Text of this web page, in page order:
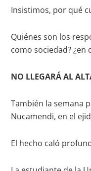
Insistimos, por qué
Quiénes son los
como sociedad?
NO LLEGARÁ AL
También la semana
Nucamendi, en el
El hecho caló